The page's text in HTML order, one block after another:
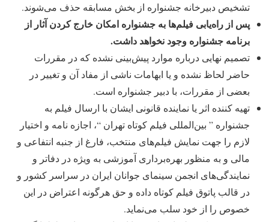
تشخیص دبیرخانه جشنواره از بخش مسابقه حذف می‌شوند.
پس از راه‌یابی فیلم‌ها به جشنواره امكان خارج كردن آثار از
برنامه جشنواره وجود نخواهد داشت.
تصمیم نهایی درباره موارد پیش‌بینی نشده كه در مقررات
حاضر لحاظ نشده و یا ابهامات ناشی از مفاد آن و تغییر در
بعضی از مقررات، با دبیر جشنواره است.
تهیه کننده اثر یا نماینده قانونی ایشان با ارسال فیلم به
جشنواره ” بین‌المللی فیلم کوتاه تهران “، اجازه نامه و اختیار
لازم را جهت نمایش فیلم‌های منتخب، فارغ از جنبه انتفاعی و
مالی و به منظور بهره‌برداری آموزشی به ویژه در دفاتر و
نمایندگی‌های انجمن سینمای جوانان ایران در سراسر کشور و
در قالب پاتوق فیلم کوتاه داده و حق هرگونه اعتراض در این
خصوص را از خود سلب می‌نماید.